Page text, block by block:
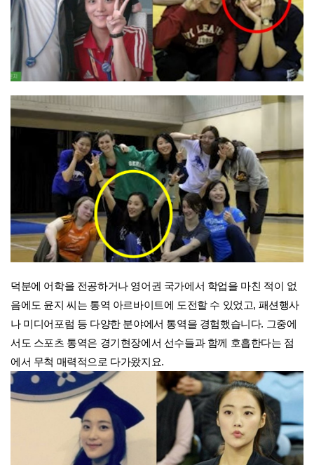
덕분에 어학을 전공하거나 영어권 국가에서 학업을 마친 적이 없
음에도 윤지 씨는 통역 아르바이트에 도전할 수 있었고, 패션행사
나 미디어포럼 등 다양한 분야에서 통역을 경험했습니다. 그중에
서도 스포츠 통역은 경기현장에서 선수들과 함께 호흡한다는 점
에서 무척 매력적으로 다가왔지요.